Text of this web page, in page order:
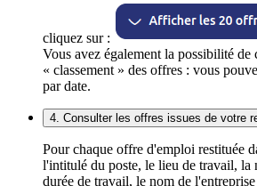
cliquez sur :
Vous avez également la possibilité de
« classement » des offres : vous
par date.
4. Consulter les offres issues de votre
Pour chaque offre d'emploi restituée
l'intitulé du poste, le lieu de travail, la
durée de travail, le nom de